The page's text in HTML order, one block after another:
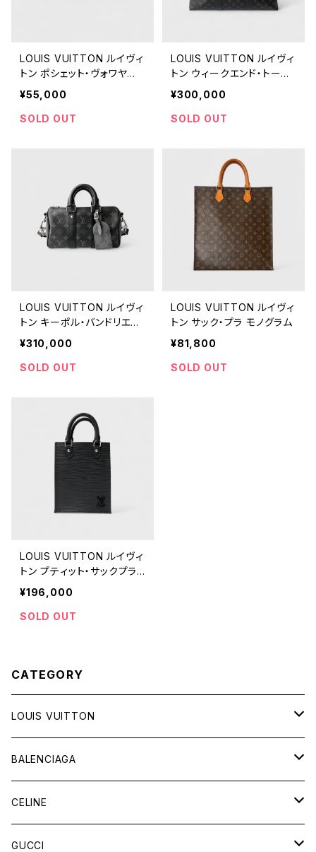
LOUIS VUITTON ルイヴィ
トン ポシェット・ヴォワヤー
ジュ MM モノグラム・エクリ
¥55,000
SOLD OUT
LOUIS VUITTON ルイヴィ
トン ウィークエンド・トート
NM
¥300,000
SOLD OUT
LOUIS VUITTON ルイヴィ
トン キーポル・バンドリエー
ル 25 モノグラム・エクリプ
¥310,000
SOLD OUT
LOUIS VUITTON ルイヴィ
トン サック・プラ モノグラム
¥81,800
SOLD OUT
LOUIS VUITTON ルイヴィ
トン プティット・サックプラ
エピ
¥196,000
SOLD OUT
CATEGORY
LOUIS VUITTON
バッグ
財布&小物
ウェア
BALENCIAGA
バッグ
財布&小物
CELINE
バッグ
GUCCI